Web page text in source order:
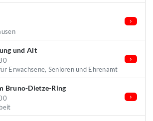
und Alt
Erwachsene, Senioren und Ehrenamt
Bruno-Dietze-Ring